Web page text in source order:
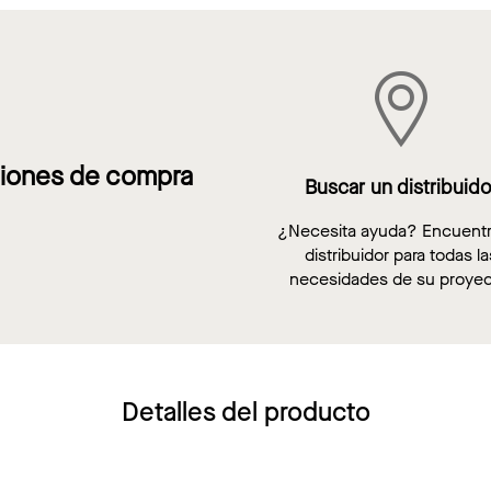
de compra Buscar un
¿Necesita ayuda?
distribuidor para todas
necesidades de su
Detalles del producto